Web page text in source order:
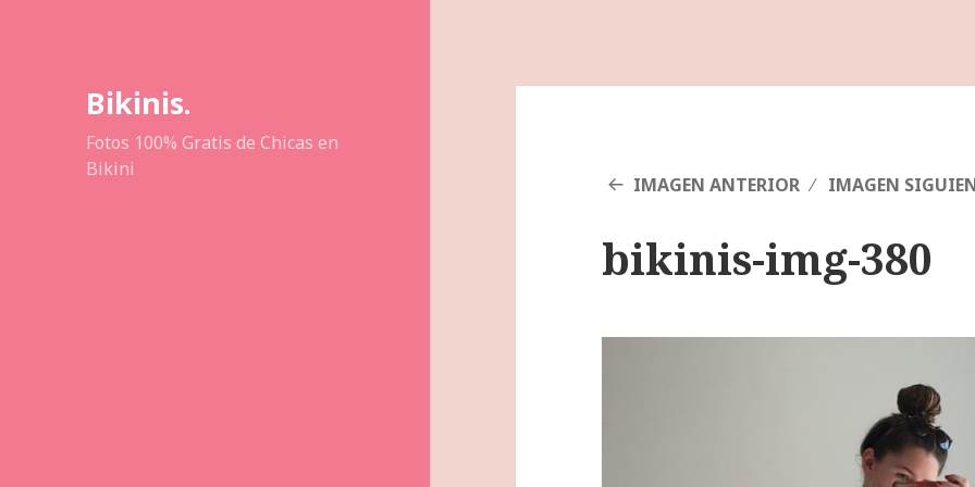
Bikinis.
Fotos 100% Gratis de Chicas en
Bikini
IMAGEN ANTERIOR IMAGEN
bikinis-img-380